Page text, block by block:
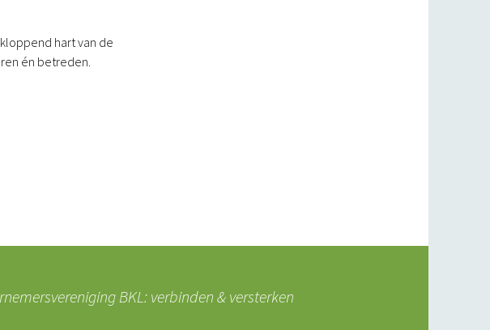
hart van de
én betreden.
BKL: verbinden & versterken